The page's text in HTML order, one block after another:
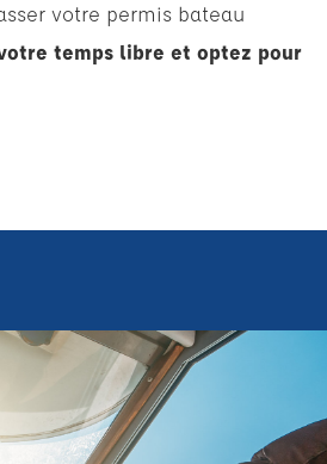
votre permis bateau
temps libre et optez pour